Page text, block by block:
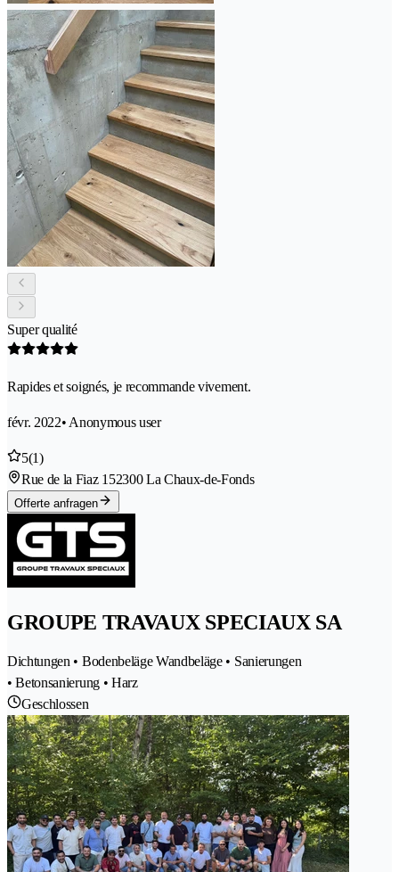
Super qualité
Rapides et soignés, je recommande vivement.
févr. 2022• Anonymous user
5(1)
Rue de la Fiaz 152300 La Chaux-de-Fonds
Offerte anfragen
GROUPE TRAVAUX SPECIAUX SA
Dichtungen • Bodenbeläge Wandbeläge • Sanierungen
• Betonsanierung • Harz
Geschlossen